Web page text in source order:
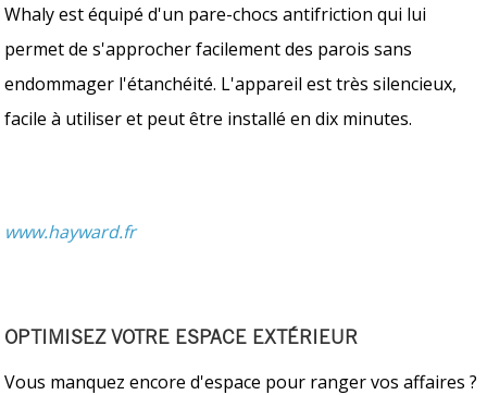
Whaly est équipé d'un pare-chocs antifriction qui lui
permet de s'approcher facilement des parois sans
endommager l'étanchéité. L'appareil est très silencieux,
facile à utiliser et peut être installé en dix minutes.
www.hayward.fr
OPTIMISEZ VOTRE ESPACE EXTÉRIEUR
Vous manquez encore d'espace pour ranger vos affaires ?